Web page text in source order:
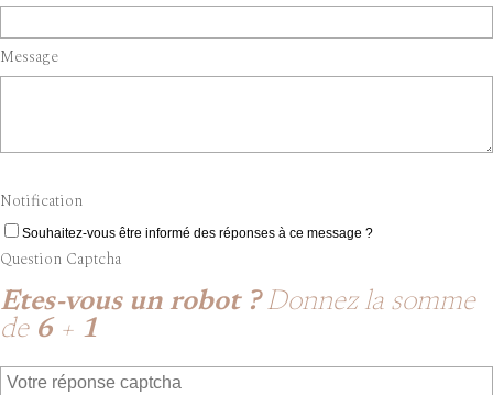
Message
Notification
Souhaitez-vous être informé des réponses à ce message ?
Question Captcha
Etes-vous un robot ?Donnez la somme
de 6 + 1